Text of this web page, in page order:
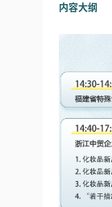
内容大纲